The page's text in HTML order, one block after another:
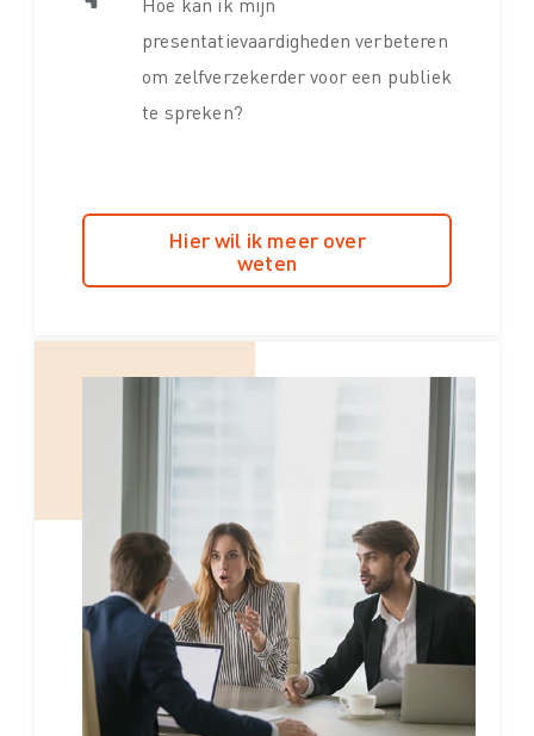
presentatievaardigheden verbeteren
om zelfverzekerder voor een publiek
te spreken?
Hier wil ik meer over
weten